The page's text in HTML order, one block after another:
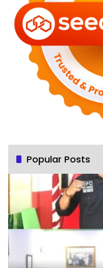
Popular Posts